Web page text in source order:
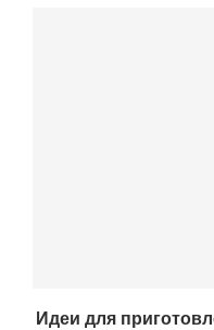
Идеи для